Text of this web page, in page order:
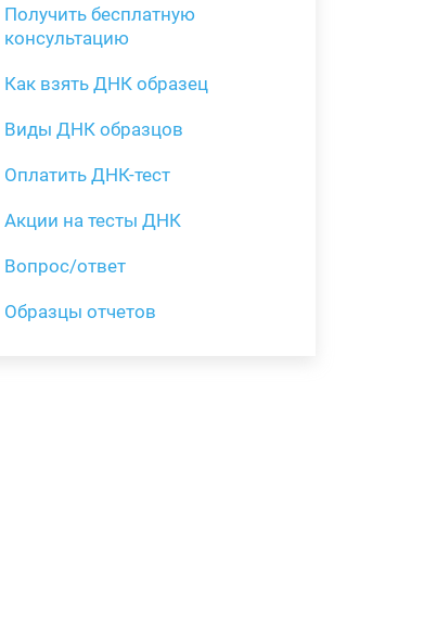
Получить бесплатную
консультацию
Как взять ДНК образец
Виды ДНК образцов
Оплатить ДНК-тест
Акции на тесты ДНК
Вопрос/ответ
Образцы отчетов